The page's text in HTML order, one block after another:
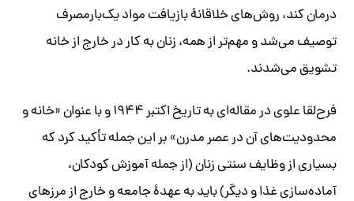
درمان کند، روش‌های خلاقانۀ بازیافت مواد یک‌بارمصرف
توصیف می‌شد و مهم‌تر از همه، زنان به کار در خارج از خانه
تشویق می‌شدند.
فرح‌لقا علوی در مقاله‌ای به تاریخ اکتبر ۱۹۴۴ و با عنوان «خانه و
محدودیت‌های آن در عصر مدرن» بر این جمله تأکید کرد که
بسیاری از وظایف سنتی زنان (از جمله آموزش کودکان،
آماده‌سازی غذا و دیگر) باید به عهدۀ جامعه و خارج از مرزهای